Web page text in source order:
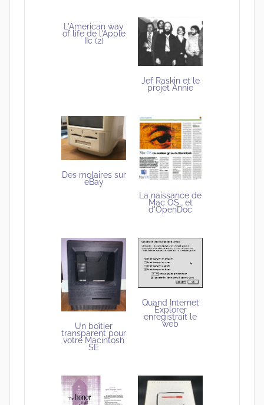
L'American way
of life de l'Apple
IIc (2)
Jef Raskin et le
projet Annie
Des molaires sur
eBay
La naissance de
Mac OS… et
d'OpenDoc
Un boîtier
transparent pour
votre Macintosh
SE
Quand Internet
Explorer
enregistrait le
web